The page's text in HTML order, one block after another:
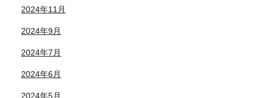
2024年11月
2024年9月
2024年7月
2024年6月
2024年5月